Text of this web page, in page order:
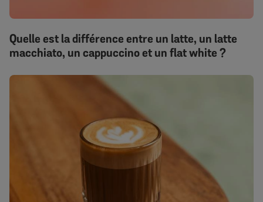
Quelle est la différence entre un latte, un latte
macchiato, un cappuccino et un flat white ?